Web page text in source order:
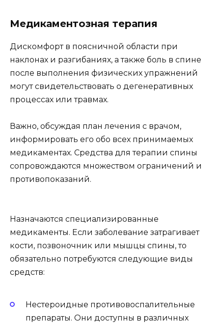
Медикаментозная терапия
Дискомфорт в поясничной области при
наклонах и разгибаниях, а также боль в спине
после выполнения физических упражнений
могут свидетельствовать о дегенеративных
процессах или травмах.
Важно, обсуждая план лечения с врачом,
информировать его обо всех принимаемых
медикаментах. Средства для терапии спины
сопровождаются множеством ограничений и
противопоказаний.
Назначаются специализированные
медикаменты. Если заболевание затрагивает
кости, позвоночник или мышцы спины, то
обязательно потребуются следующие виды
средств:
Нестероидные противовоспалительные
препараты. Они доступны в различных